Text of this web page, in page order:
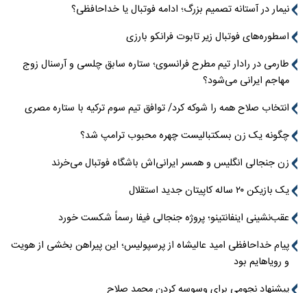
نیمار در آستانه تصمیم بزرگ؛ ادامه فوتبال یا خداحافظی؟
اسطوره‌های فوتبال زیر تابوت فرانکو بارزی
طارمی در رادار تیم مطرح فرانسوی؛ ستاره سابق چلسی و آرسنال زوج
مهاجم ایرانی می‌شود؟
انتخاب صلاح همه را شوکه کرد/ توافق تیم سوم ترکیه با ستاره مصری
چگونه یک زن بسکتبالیست چهره محبوب ترامپ شد؟
زن جنجالی انگلیس و همسر ایرانی‌اش باشگاه فوتبال می‌خرند
یک بازیکن ۲۰ ساله کاپیتان جدید استقلال
عقب‌نشینی اینفانتینو؛ پروژه جنجالی فیفا رسماً شکست خورد
پیام خداحافظی امید عالیشاه از پرسپولیس؛ این پیراهن بخشی از هویت
و رویاهایم بود
پیشنهاد نجومی برای وسوسه کردن محمد صلاح